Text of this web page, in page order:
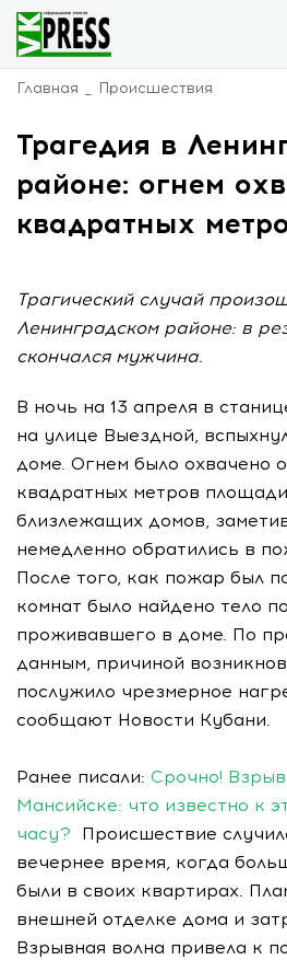
Главная Происшествия
Трагедия в
районе: огнем
квадратных
Трагический случай
Ленинградском районе: в
скончался мужчина.
В ночь на 13 апреля в
на улице Выездной,
доме. Огнем было охвачено
квадратных метров
близлежащих домов,
немедленно обратились в
После того, как пожар был
комнат было найдено тело
проживавшего в доме. По
данным, причиной
послужило чрезмерное
сообщают Новости Кубани.
Ранее писали: Срочно!
Мансийске: что известно к
часу? Происшествие
вечернее время, когда
были в своих квартирах.
внешней отделке дома и
Взрывная волна привела к